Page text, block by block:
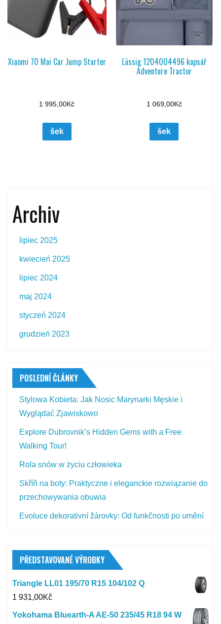
Xiaomi 70 Mai Car Jump Starter
1 995,00Kč
šek
Lässig 1204004496 kapsář
Adventure Tractor
1 069,00Kč
šek
Archiv
lipiec 2025
kwiecień 2025
lipiec 2024
maj 2024
styczeń 2024
grudzień 2023
POSLEDNÍ ČLÁNKY
Stylowa Kobieta: Jak Nosic Marynarki Męskie i
Wyglądać Zjawiskowo
Explore Dubrovnik’s Hidden Gems with a Free
Walking Tour!
Rola snów w życiu człowieka
Skříň na boty: Praktyczne i eleganckie rozwiązanie do
przechowywania obuwia
Evoluce dekorativní žárovky: Od funkčnosti po umění
PŘEDSTAVOVANÉ VÝROBKY
Triangle LL01 195/70 R15 104/102 Q
1 931,00Kč
Yokohama Bluearth-A AE-50 235/45 R18 94 W